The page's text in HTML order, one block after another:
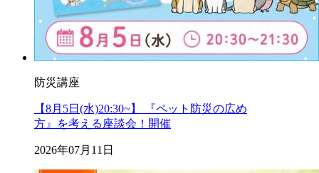
防災講座
【8月5日(水)20:30~】 『ペット防災の広め
方』を考える座談会！開催
2026年07月11日